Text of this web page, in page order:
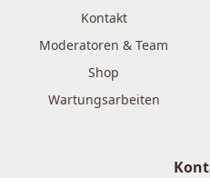
Kontakt
Moderatoren & Team
Shop
Wartungsarbeiten